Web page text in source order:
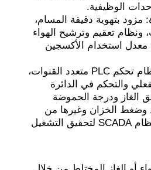
الوظيفية.
بتهوية دقيقة المسام،
تعقيم وترشيح الهواء
معدل استخدام الأكسجين
نظام التحكم الآلي: مزود بنظام تحكم PLC متعدد القنوات،
والتحكم في الدائرة
الغاز ودرجة الحموضة
وضغط الخزان وغيرها من
المعلمات، ويمكن توصيله بنظام SCADA لتحقيق التشغيل